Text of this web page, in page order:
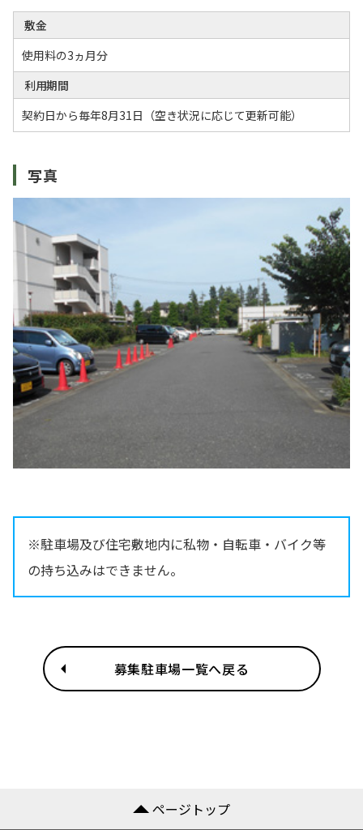
敷金
使用料の3ヵ月分
利用期間
契約日から毎年8月31日（空き状況に応じて更新可能）
写真
※駐車場及び住宅敷地内に私物・自転車・バイク等
の持ち込みはできません。
募集駐車場一覧へ戻る
ページトップ